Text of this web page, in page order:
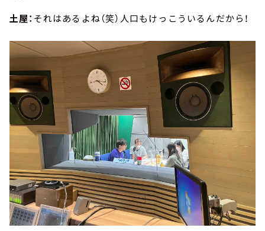
土屋： それはあるよね（笑）人口もけっこういるんだから！